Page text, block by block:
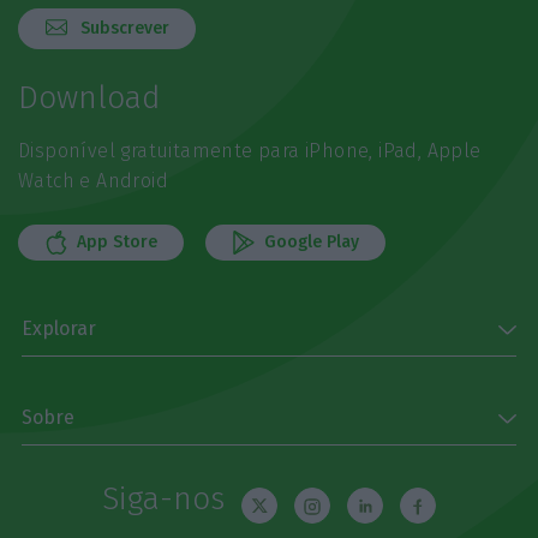
Subscrever
Download
Disponível gratuitamente para iPhone, iPad, Apple
Watch e Android
App Store Google Play
Explorar
Sobre
Siga-nos